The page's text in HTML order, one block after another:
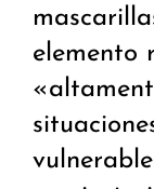
elemento